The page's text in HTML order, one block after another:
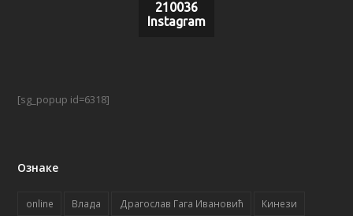
210036
Instagram
[sg_popup id=6318]
Ознаке
online Влада Драгослав Гага Ивановић
Кинези